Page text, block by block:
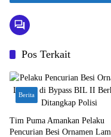
Pos Terkait
Berita
Tim Puma Amankan Pelaku
Pencurian Besi Ornamen